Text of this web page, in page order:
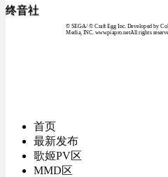
终音社
© SEGA / © Craft Egg Inc. Developed by
Media, INC. www.piapro.netAll rights
首页
最新发布
歌姬PV区
MMD区